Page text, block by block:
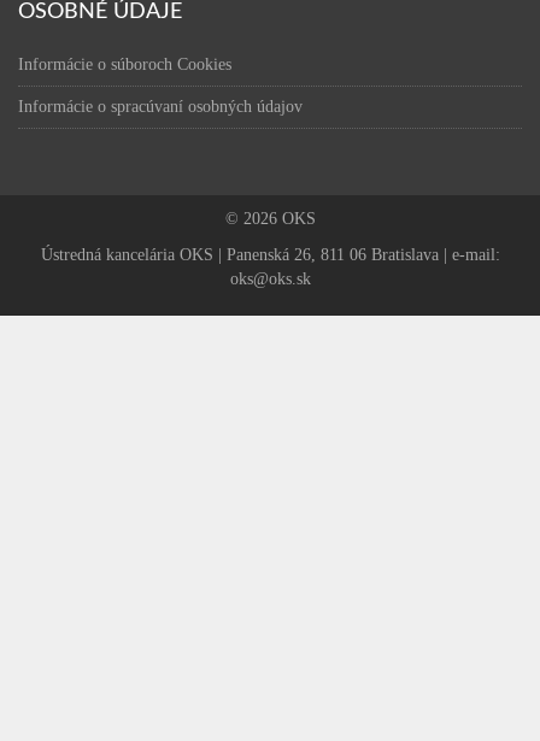
OSOBNÉ ÚDAJE
Informácie o súboroch Cookies
Informácie o spracúvaní osobných údajov
© 2026 OKS
Ústredná kancelária OKS | Panenská 26, 811 06 Bratislava | e-mail:
oks@oks.sk